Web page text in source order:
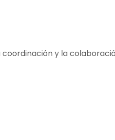
coordinación y la